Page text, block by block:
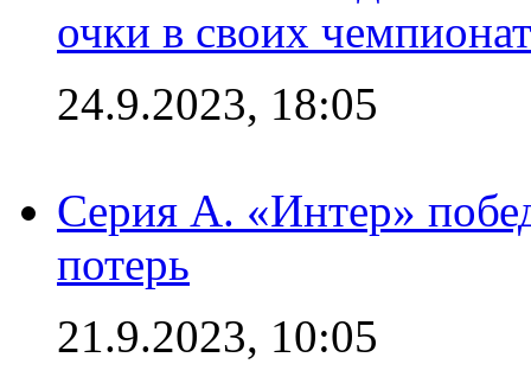
очки в своих
24.9.2023, 18:05
Серия А. «Интер»
потерь
21.9.2023, 10:05